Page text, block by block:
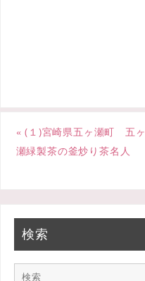
o
o
e
r
« (１)宮崎県五ヶ瀬町 五ヶ
瀬緑製茶の釜炒り茶名人
検索